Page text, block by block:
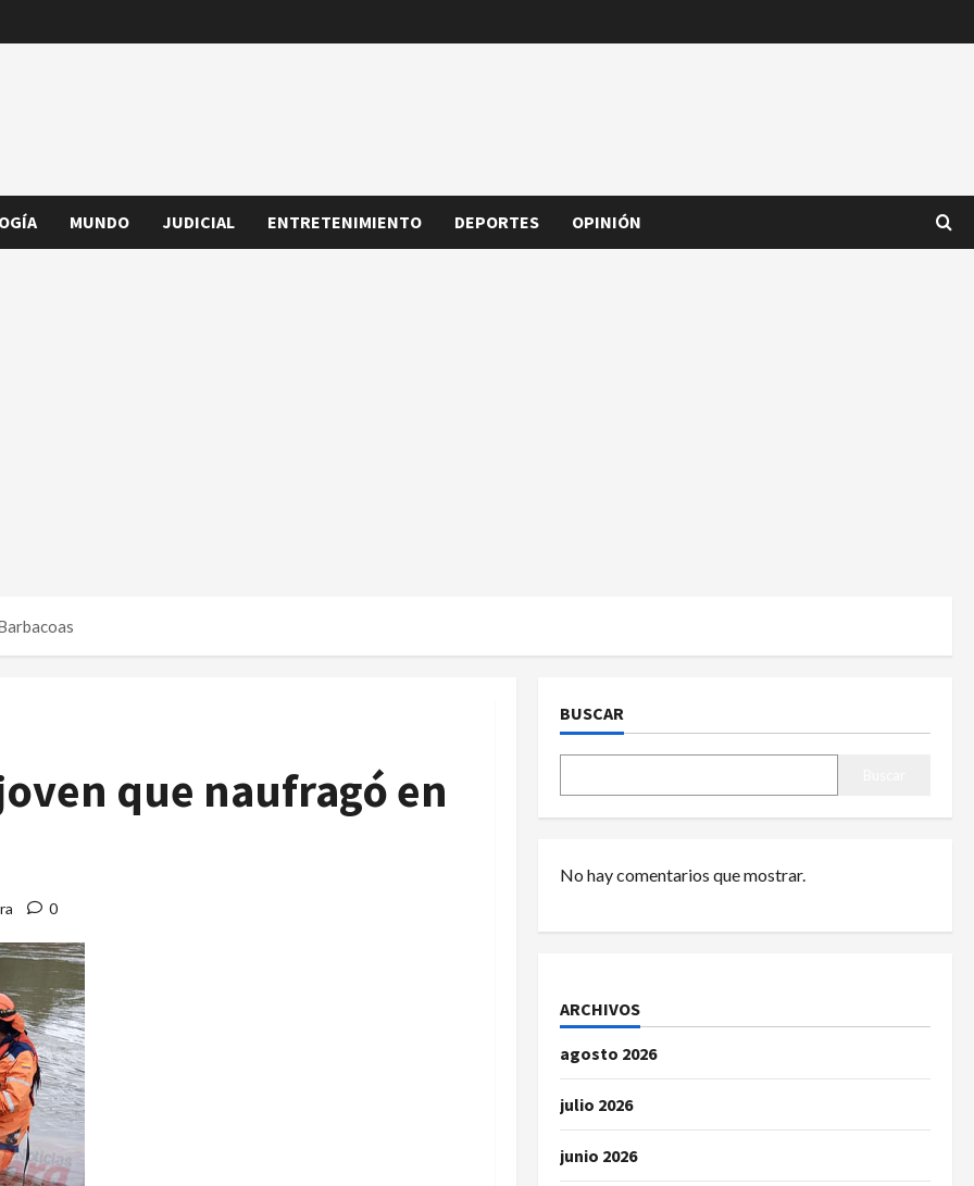
MUNDO JUDICIAL ENTRETENIMIENTO DEPORTES OPINIÓN
que naufragó en
0
BUSCAR
No hay comentarios que mostrar.
ARCHIVOS
agosto 2026
julio 2026
junio 2026